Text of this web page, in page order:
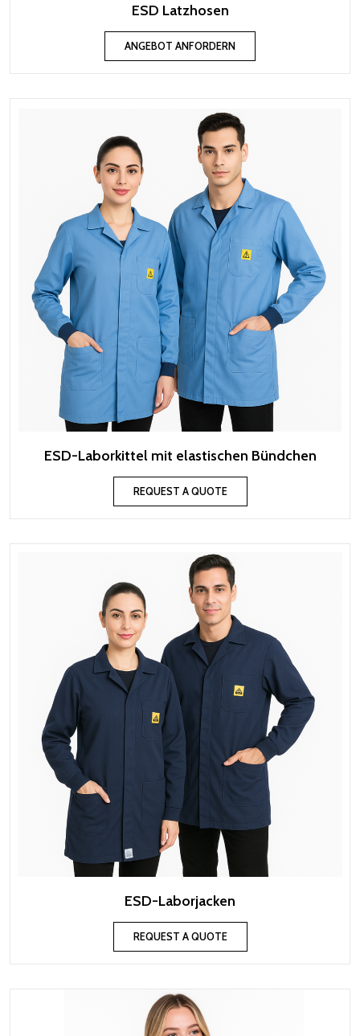
ESD Latzhosen
ANGEBOT ANFORDERN
ESD-Laborkittel mit elastischen Bündchen
REQUEST A QUOTE
ESD-Laborjacken
REQUEST A QUOTE